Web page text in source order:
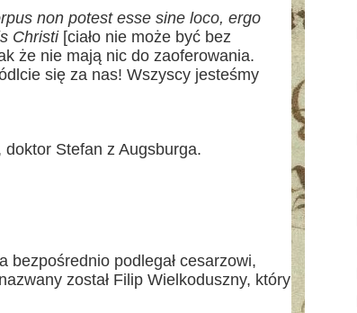
non potest esse sine loco, ergo
Christi[ciało nie może być bez
że nie mają nic do zaoferowania.
się za nas! Wszyscy jesteśmy
Stefan z Augsburga.
bezpośrednio podlegał cesarzowi,
został Filip Wielkoduszny, który